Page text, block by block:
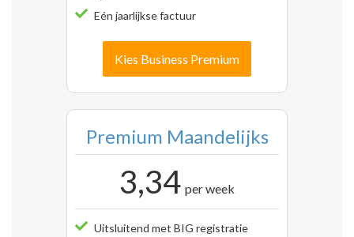
Eén jaarlijkse factuur
Kies Business Premium
Premium Maandelijks
3,34 per week
Uitsluitend met BIG registratie